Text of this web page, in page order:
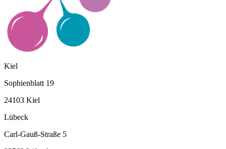
Kiel
Sophienblatt 19
24103 Kiel
Lübeck
Carl-Gauß-Straße 5